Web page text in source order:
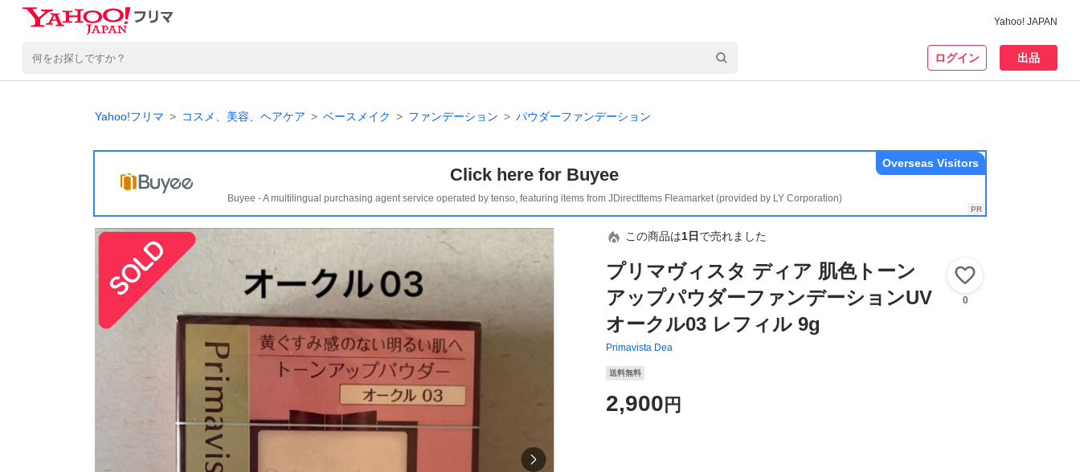
Yahoo! JAPAN
ログイン 出品
Yahoo!フリマ コスメ、美容、ヘアケア ベースメイク ファンデーション パウダーファンデーション
Click here for Buyee
Buyee - A multilingual purchasing agent service operated by tenso, featuring items from JDirectItems Fleamarket (provided by LY Corporation)
Overseas Visitors
この商品は1日 で売れました
プリマヴィスタ ディア 肌色トーン
アップパウダーファンデーションUV
オークル03 レフィル 9g
Primavista Dea
0
送料無料
2,900 円